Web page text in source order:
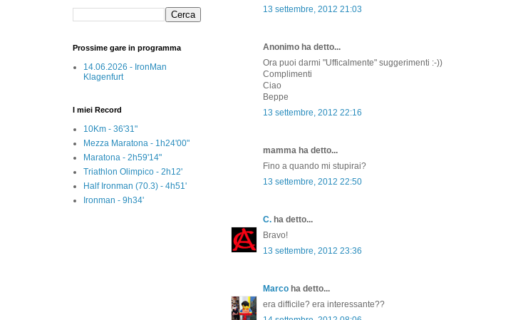
13 settembre, 2012 21:03
Anonimo ha detto...
Ora puoi darmi "Ufficalmente" suggerimenti :-))
Complimenti
Ciao
Beppe
13 settembre, 2012 22:16
mamma ha detto...
Fino a quando mi stupirai?
13 settembre, 2012 22:50
C. ha detto...
Bravo!
13 settembre, 2012 23:36
Marco ha detto...
era difficile? era interessante??
Prossime gare in programma
14.06.2026 - IronMan
Klagenfurt
I miei Record
10Km - 36'31"
Mezza Maratona - 1h24'00"
Maratona - 2h59'14"
Triathlon Olimpico - 2h12'
Half Ironman (70.3) - 4h51'
Ironman - 9h34'